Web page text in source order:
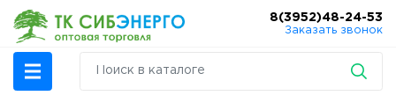
8(3952)48-24-53
Заказать звонок